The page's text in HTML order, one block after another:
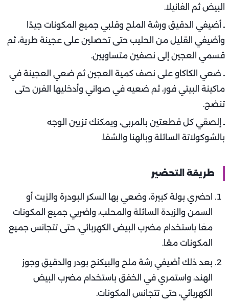
البيض ثم الفانيلا.
ـ أضيفي الدقيق ورشة الملح وقلبي جميع المكونات جيدًا
وأضيفي القليل من الحليب حتى تحصلين على عجينة طرية، ثم
قسمي العجين إلى نصفين متساويين. ‏
ـ ضعي الكاكاو على نصف كمية العجين‎ ثم ضعي العجينة في
ماكينة البيتي فور، ثم ضعيه في صواني وأدخليها الفرن حتى
تنضج.
ـ إلصقي كل قطعتين بالمربى، ويمكنك تزيين الوجه
بالشوكولاتة السائلة وبالهنا ‏والشفا. ‏
طريقة التحضير
احضري بولة كبيرة، وضعي بها السكر البودرة والزيت أو
السمن والزبدة السائلة والمحلب، واضربي جميع المكونات
معًا باستخدام مضرب البيض الكهربائي، حتى تتجانس جميع
المكونات معًا.
بعد ذلك أضيفي رشة ملح والبيكنج بودر والدقيق وجوز
الهند، واستمري في الخفق باستخدام مضرب البيض
الكهربائي، حتى تتجانس المكونات.